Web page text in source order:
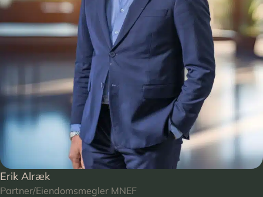
Erik Alræk
Partner/Eiendomsmegler MNEF